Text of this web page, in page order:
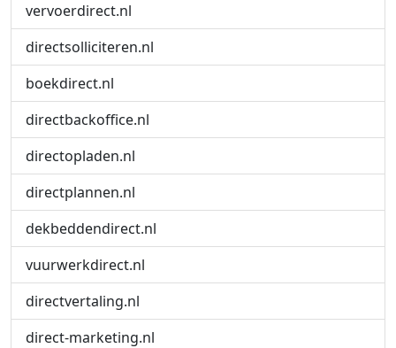
vervoerdirect.nl
directsolliciteren.nl
boekdirect.nl
directbackoffice.nl
directopladen.nl
directplannen.nl
dekbeddendirect.nl
vuurwerkdirect.nl
directvertaling.nl
direct-marketing.nl